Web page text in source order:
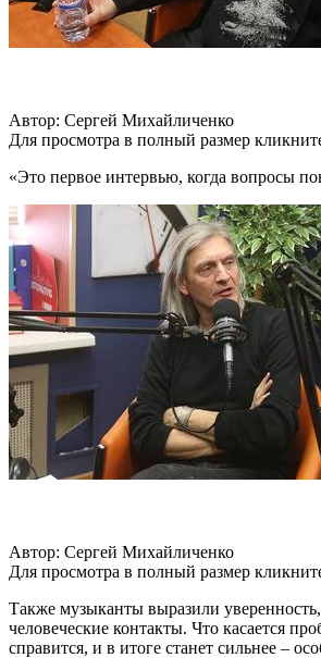
Автор: Сергей Михайличенко
Для просмотра в полный размер
«Это первое интервью, когда вопросы
Автор: Сергей Михайличенко
Для просмотра в полный размер
Также музыканты выразили
человеческие контакты. Что касается
справится, и в итоге станет сильнее –